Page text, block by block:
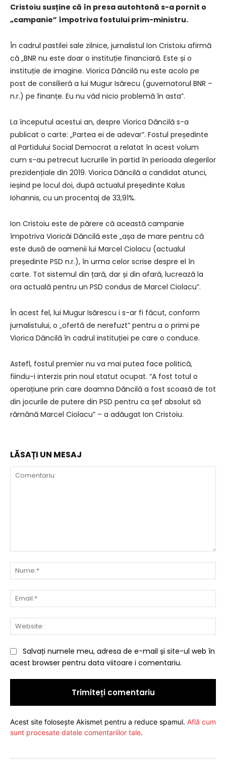
Cristoiu susține că în presa autohtonă s-a pornit o
„campanie” împotriva fostului prim-ministru.
În cadrul pastilei sale zilnice, jurnalistul Ion Cristoiu afirmă
că „BNR nu este doar o instituție financiară. Este și o
instituție de imagine. Viorica Dăncilă nu este acolo pe
post de consilieră a lui Mugur Isărecu (guvernatorul BNR –
n.r.) pe finanțe. Eu nu văd nicio problemă în asta”.
La începutul acestui an, despre Viorica Dăncilă s-a
publicat o carte: „Partea ei de adevar”. Fostul președinte
al Partidului Social Democrat a relatat în acest volum
cum s-au petrecut lucrurile în partid în perioada alegerilor
prezidențiale din 2019. Viorica Dăncilă a candidat atunci,
ieșind pe locul doi, după actualul președinte Kalus
Iohannis, cu un procentaj de 33,91%.
Ion Cristoiu este de părere că această campanie
împotriva Vioricăi Dăncilă este „așa de mare pentru că
este dusă de oamenii lui Marcel Ciolacu (actualul
președinte PSD n.r.), în urma celor scrise despre el în
carte. Tot sistemul din țară, dar și din afară, lucrează la
ora actuală pentru un PSD condus de Marcel Ciolacu”.
În acest fel, lui Mugur Isărescu i s-ar fi făcut, conform
jurnalistului, o „ofertă de nerefuzt” pentru a o primi pe
Viorica Dăncilă în cadrul instituției pe care o conduce.
Astefl, fostul premier nu va mai putea face politică,
fiindu-i interzis prin noul statut ocupat. “A fost totul o
operațiune prin care doamna Dăncilă a fost scoasă de tot
din jocurile de putere din PSD pentru ca șef absolut să
rămână Marcel Ciolacu” – a adăugat Ion Cristoiu.
LĂSAȚI UN MESAJ
Salvați numele meu, adresa de e-mail și site-ul web în
acest browser pentru data viitoare i comentariu.
Acest site folosește Akismet pentru a reduce spamul. Află cum
sunt procesate datele comentariilor tale.